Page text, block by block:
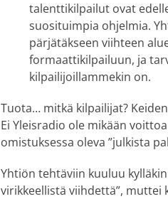
talenttikilpailut ovat
suosituimpia ohjelmia.
pärjätäkseen viihteen
formaattikilpailuun, ja
kilpailijoillammekin on.
Tuota… mitkä kilpailijat?
Ei Yleisradio ole mikään
omistuksessa oleva ”julkista
Yhtiön tehtäviin kuuluu
virikkeellistä viihdettä”, muttei